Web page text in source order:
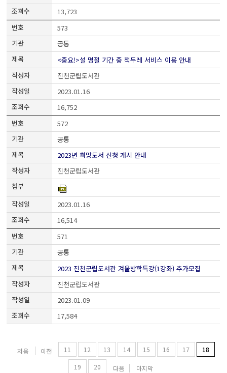
13,723
573
공통
<중요!>설 명절 기간 중 책두레 서비스 이용 안내
진천군립도서관
2023.01.16
16,752
572
공통
2023년 희망도서 신청 개시 안내
진천군립도서관
2023.01.16
16,514
571
공통
2023 진천군립도서관 겨울방학특강(1강좌) 추가모집
진천군립도서관
2023.01.09
17,584
처음 이전 11 12 13 14 15 16 17
18
19
20 다음 마지막